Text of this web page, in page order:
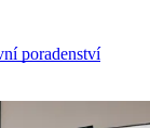
poradenství